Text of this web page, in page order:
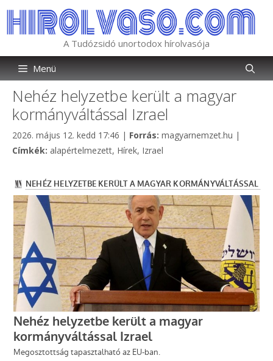
tartalomba
A Tudózsidó unortodox hírolvasója
Menü
Nehéz helyzetbe került a magyar
kormányváltással Izrael
2026. május 12. kedd 17:46 | Forrás: Kategória
magyarnemzet.hu |
Címkék: Címkék
alapértelmezett, Hírek, Izrael